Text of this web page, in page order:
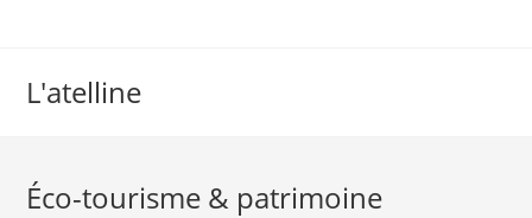
L'atelline
Éco-tourisme & patrimoine